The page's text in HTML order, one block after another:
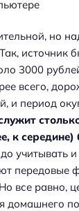
но
источник
3000
всего,
и период
к
учитывать
передовые
все равно,
домашнего